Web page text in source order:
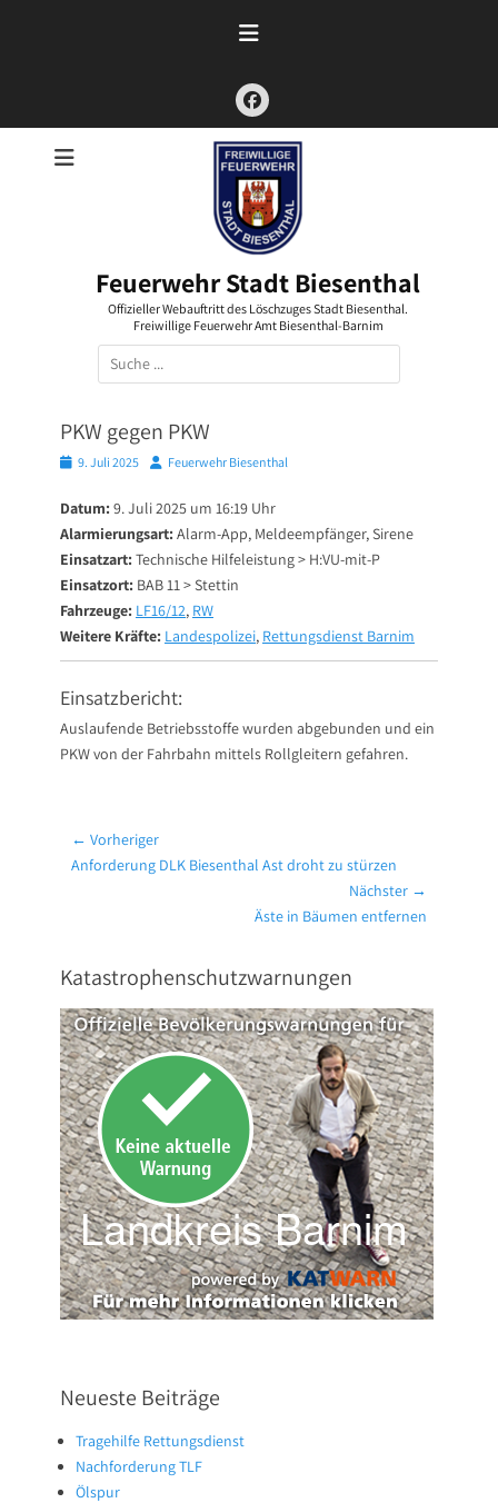
Facebook
Feuerwehr Stadt Biesenthal
Offizieller Webauftritt des Löschzuges Stadt Biesenthal.
Freiwillige Feuerwehr Amt Biesenthal-Barnim
Suchen
nach:
PKW gegen PKW
Posted9. Juli 2025 AutorFeuerwehr Biesenthal
Datum: 9. Juli 2025 um 16:19 Uhr
Alarmierungsart: Alarm-App, Meldeempfänger, Sirene
Einsatzart: Technische Hilfeleistung > H:VU-mit-P
Einsatzort: BAB 11 > Stettin
Fahrzeuge: LF16/12, RW
Weitere Kräfte: Landespolizei, Rettungsdienst Barnim
Einsatzbericht:
Auslaufende Betriebsstoffe wurden abgebunden und ein
PKW von der Fahrbahn mittels Rollgleitern gefahren.
Beitragsnavigation
← Vorheriger
Vorheriger
Anforderung DLK Biesenthal Ast droht zu stürzen
Nächster →
Äste in Bäumen entfernen
Katastrophenschutzwarnungen
Neueste Beiträge
Tragehilfe Rettungsdienst
Nachforderung TLF
Ölspur